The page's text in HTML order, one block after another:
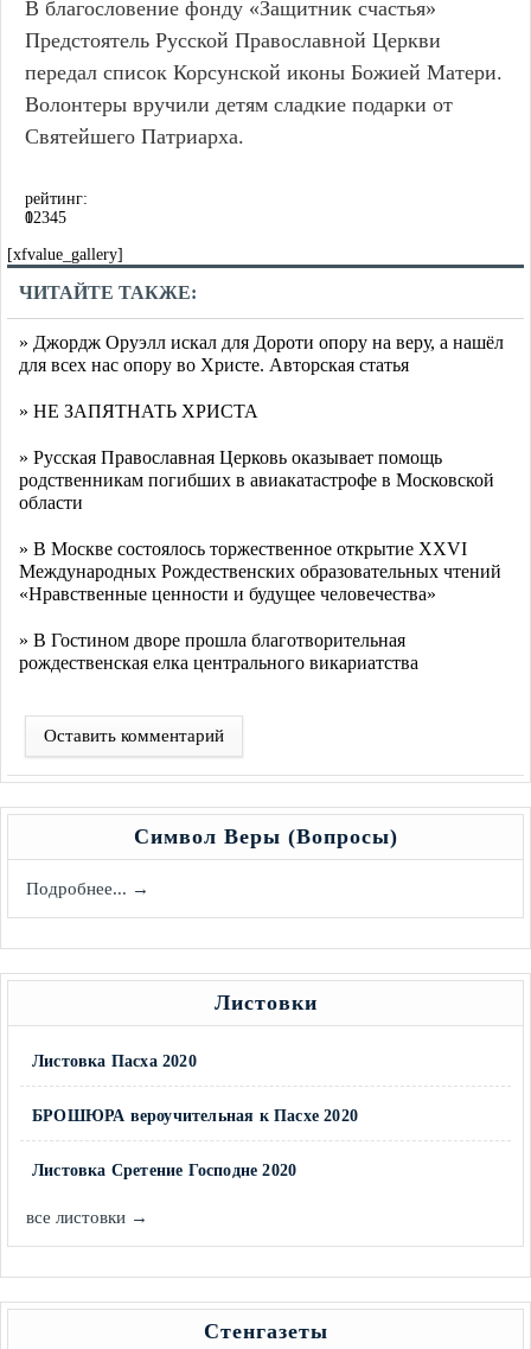
В благословение фонду «Защитник счастья»
Предстоятель Русской Православной Церкви
передал список Корсунской иконы Божией Матери.
Волонтеры вручили детям сладкие подарки от
Святейшего Патриарха.
рейтинг:
0
12345
[xfvalue_gallery]
ЧИТАЙТЕ ТАКЖЕ:
» Джордж Оруэлл искал для Дороти опору на веру, а нашёл
для всех нас опору во Христе. Авторская статья
» НЕ ЗАПЯТНАТЬ ХРИСТА
» Русская Православная Церковь оказывает помощь
родственникам погибших в авиакатастрофе в Московской
области
» В Москве состоялось торжественное открытие XXVI
Международных Рождественских образовательных чтений
«Нравственные ценности и будущее человечества»
» В Гостином дворе прошла благотворительная
рождественская елка центрального викариатства
Оставить комментарий
Символ Веры (Вопросы)
Подробнее... →
Листовки
Листовка Пасха 2020
БРОШЮРА вероучительная к Пасхе 2020
Листовка Сретение Господне 2020
все листовки →
Стенгазеты